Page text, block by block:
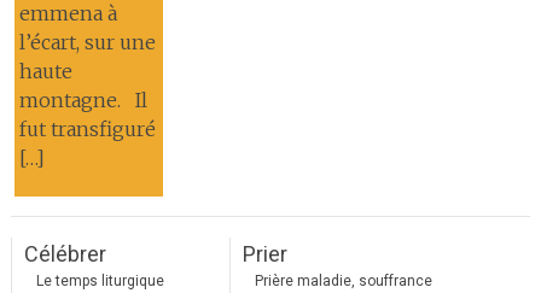
emmena à
l’écart, sur une
haute
montagne. Il
fut transfiguré
[…]
Célébrer
Le temps liturgique
Prier
Prière maladie, souffrance